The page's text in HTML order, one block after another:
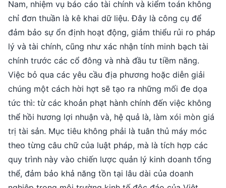
Nam, nhiệm vụ báo cáo tài chính và kiểm toán không
chỉ đơn thuần là kê khai dữ liệu. Đây là công cụ để
đảm bảo sự ổn định hoạt động, giảm thiểu rủi ro pháp
lý và tài chính, cũng như xác nhận tính minh bạch tài
chính trước các cổ đông và nhà đầu tư tiềm năng.
Việc bỏ qua các yêu cầu địa phương hoặc diễn giải
chúng một cách hời hợt sẽ tạo ra những mối đe dọa
tức thì: từ các khoản phạt hành chính đến việc không
thể hồi hương lợi nhuận và, hệ quả là, làm xói mòn giá
trị tài sản. Mục tiêu không phải là tuân thủ máy móc
theo từng câu chữ của luật pháp, mà là tích hợp các
quy trình này vào chiến lược quản lý kinh doanh tổng
thể, đảm bảo khả năng tồn tại lâu dài của doanh